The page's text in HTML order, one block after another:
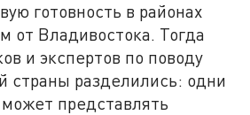
готовность в районах
от Владивостока. Тогда
и экспертов по поводу
страны разделились: одни
представлять